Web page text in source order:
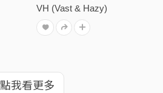
VH (Vast & Hazy)
點我看更多